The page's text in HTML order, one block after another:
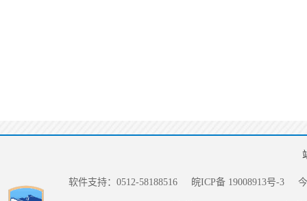
软件支持：0512-58188516 皖ICP备 19008913号-3